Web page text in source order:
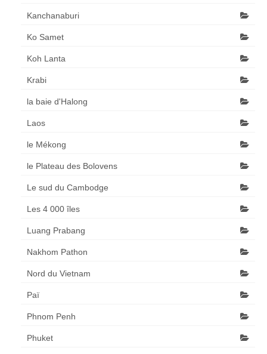
Kanchanaburi
Ko Samet
Koh Lanta
Krabi
la baie d'Halong
Laos
le Mékong
le Plateau des Bolovens
Le sud du Cambodge
Les 4 000 îles
Luang Prabang
Nakhom Pathon
Nord du Vietnam
Paï
Phnom Penh
Phuket